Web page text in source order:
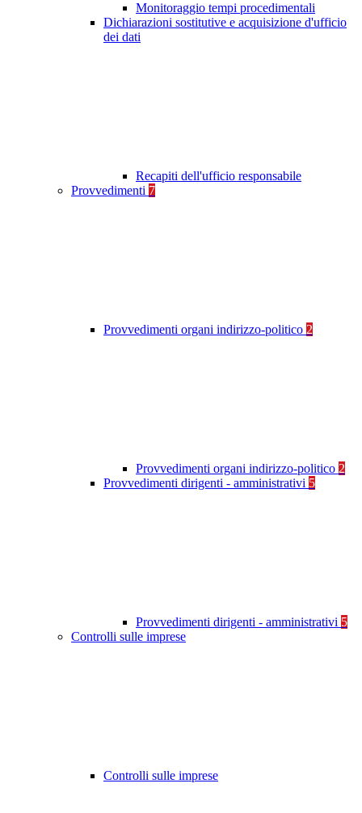
Monitoraggio tempi procedimentali
Dichiarazioni sostitutive e acquisizione d'ufficio
dei dati
Recapiti dell'ufficio responsabile
Provvedimenti 7
Provvedimenti organi indirizzo-politico 2
Provvedimenti organi indirizzo-politico 2
Provvedimenti dirigenti - amministrativi 5
Provvedimenti dirigenti - amministrativi 5
Controlli sulle imprese
Controlli sulle imprese